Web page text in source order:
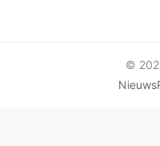
©
Nieuws